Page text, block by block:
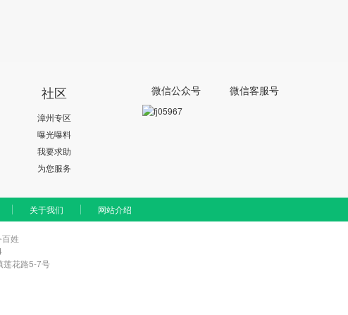
社区
漳州专区
曝光曝料
我要求助
为您服务
微信公众号 微信客服号
关于我们 网站介绍
姓
莲花路5-7号